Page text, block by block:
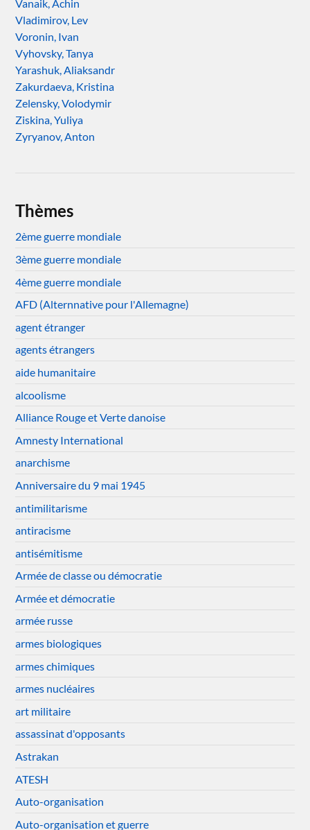
Vanaik, Achin
Vladimirov, Lev
Voronin, Ivan
Vyhovsky, Tanya
Yarashuk, Aliaksandr
Zakurdaeva, Kristina
Zelensky, Volodymir
Ziskina, Yuliya
Zyryanov, Anton
Thèmes
2ème guerre mondiale
3ème guerre mondiale
4ème guerre mondiale
AFD (Alternnative pour l'Allemagne)
agent étranger
agents étrangers
aide humanitaire
alcoolisme
Alliance Rouge et Verte danoise
Amnesty International
anarchisme
Anniversaire du 9 mai 1945
antimilitarisme
antiracisme
antisémitisme
Armée de classe ou démocratie
Armée et démocratie
armée russe
armes biologiques
armes chimiques
armes nucléaires
art militaire
assassinat d'opposants
Astrakan
ATESH
Auto-organisation
Auto-organisation et guerre